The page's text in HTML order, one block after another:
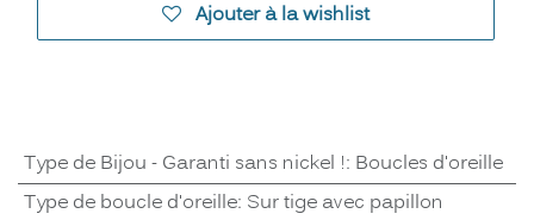
Ajouter à la wishlist
Type de Bijou - Garanti sans nickel !: Boucles d'oreille
Type de boucle d'oreille: Sur tige avec papillon